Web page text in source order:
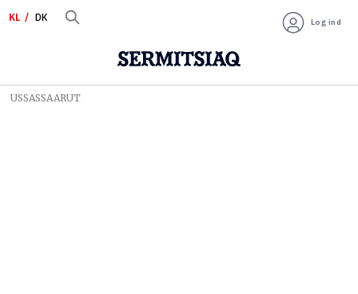
KL DK Log ind
USSASSAARUT